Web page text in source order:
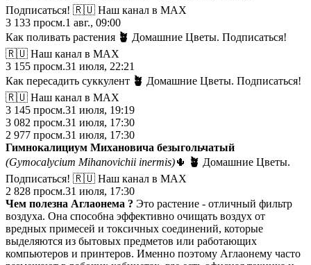
Подписаться! 🇷🇺 Наш канал в МАХ
3 133 просм.1 авг., 09:00
Как поливать растения 🪴 Домашние Цветы. Подписаться!
🇷🇺 Наш канал в МАХ
3 155 просм.31 июля, 22:21
Как пересадить суккулент 🪴 Домашние Цветы. Подписаться!
🇷🇺 Наш канал в МАХ
3 145 просм.31 июля, 19:19
3 082 просм.31 июля, 17:30
2 977 просм.31 июля, 17:30
Гимнокалициум Михановича безыгольчатый
(Gymocalycium Mihanovichii inermis)🌵 🪴 Домашние Цветы.
Подписаться! 🇷🇺 Наш канал в МАХ
2 828 просм.31 июля, 17:30
Чем полезна Аглаонема ? Это растение - отличный фильтр
воздуха. Она способна эффективно очищать воздух от
вредных примесей и токсичных соединений, которые
выделяются из бытовых предметов или работающих
компьютеров и принтеров. Именно поэтому Аглаонему часто